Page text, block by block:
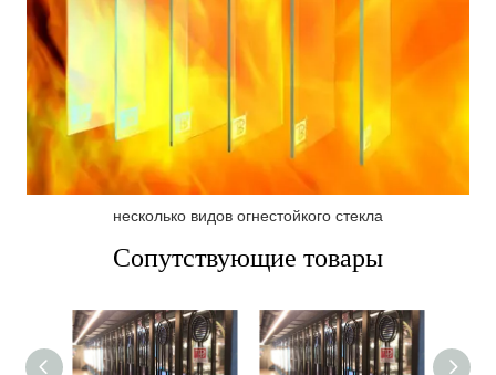
несколько видов огнестойкого стекла
Сопутствующие товары